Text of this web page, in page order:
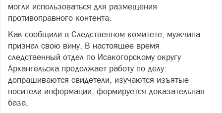
могли использоваться для размещения
противоправного контента.
Как сообщили в Следственном комитете, мужчина
признал свою вину. В настоящее время
следственный отдел по Исакогорскому округу
Архангельска продолжает работу по делу:
допрашиваются свидетели, изучаются изъятые
носители информации, формируется доказательная
база.